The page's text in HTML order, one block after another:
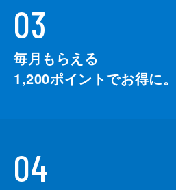
03
毎月もらえる
1,200ポイントでお得に。
04